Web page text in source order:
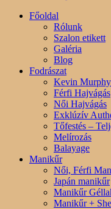
Főoldal
Rólunk
Szalon etikett
Galéria
Blog
Fodrászat
Kevin
Férfi Hajvágás
Női Hajvágás
Exklúzív
Tőfestés –
Melírozás
Balayage
Manikűr
Női, Férfi
Japán manikűr
Manikűr
Manikűr +